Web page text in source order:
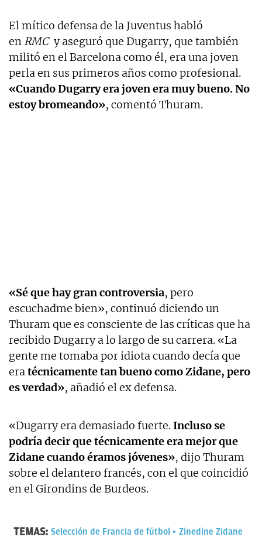
El mítico defensa de la Juventus habló
en RMC y aseguró que Dugarry, que también
militó en el Barcelona como él, era una joven
perla en sus primeros años como profesional.
«Cuando Dugarry era joven era muy bueno. No
estoy bromeando», comentó Thuram.
«Sé que hay gran controversia, pero
escuchadme bien», continuó diciendo un
Thuram que es consciente de las críticas que ha
recibido Dugarry a lo largo de su carrera. «La
gente me tomaba por idiota cuando decía que
eratécnicamente tan bueno como Zidane, pero
es verdad», añadió el ex defensa.
«Dugarry era demasiado fuerte.Incluso se
podría decir que técnicamente era mejor que
Zidane cuando éramos jóvenes», dijo Thuram
sobre el delantero francés, con el que coincidió
en el Girondins de Burdeos.
TEMAS: Selección de Francia de fútbol Zinedine Zidane